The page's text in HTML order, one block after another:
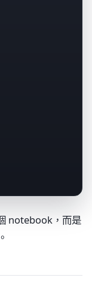
notebook，而是